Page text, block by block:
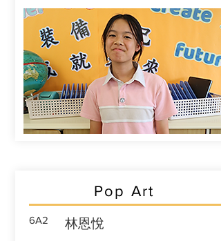
Pop Art
6A2 林恩悅